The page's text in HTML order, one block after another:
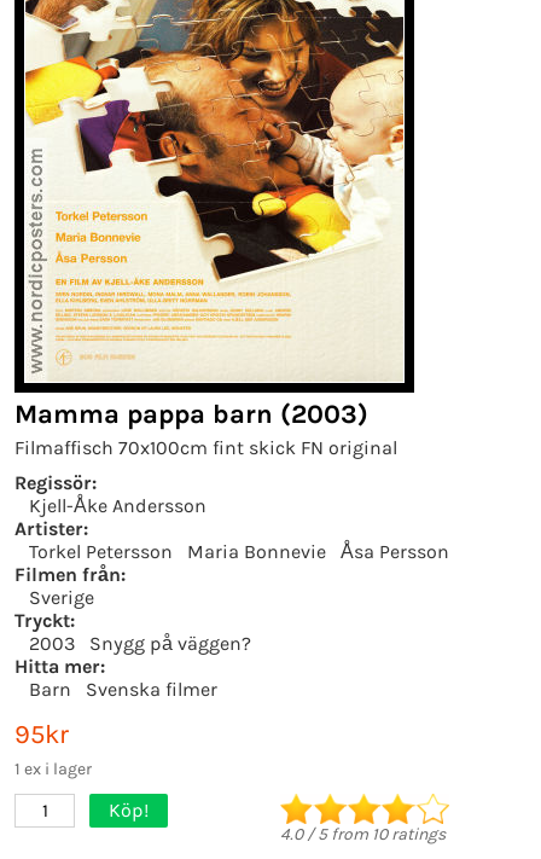
Mamma pappa barn (2003)
Filmaffisch 70x100cm fint skick FN original
Regissör:
Kjell-Åke Andersson
Artister:
Torkel Petersson
Maria Bonnevie
Åsa Persson
Filmen från:
Sverige
Tryckt:
2003
Snygg på väggen?
Hitta mer:
Barn
Svenska filmer
95kr
1 ex i lager
1 Köp!
4.0/5from 10ratings